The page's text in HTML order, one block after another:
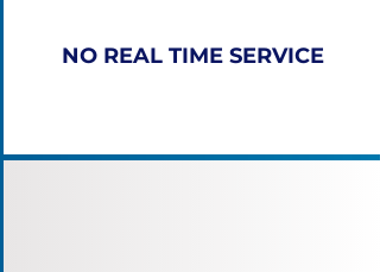
NO REAL TIME SERVICE